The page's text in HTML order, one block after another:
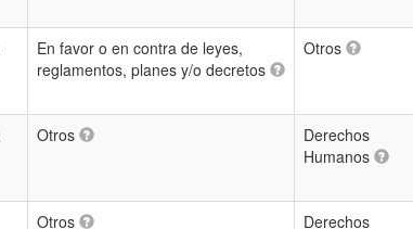
En favor o en contra de leyes,
reglamentos, planes y/o decretos
Otros
Otros
Derechos
Humanos
Otros Derechos